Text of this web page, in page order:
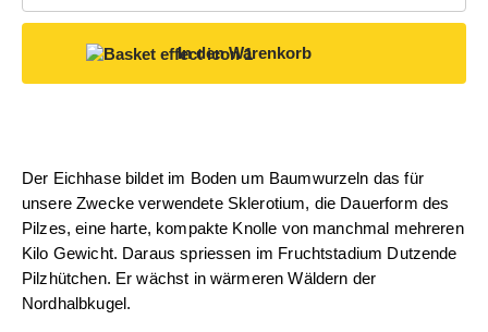
In den Warenkorb
Der Eichhase bildet im Boden um Baumwurzeln das für
unsere Zwecke verwendete Sklerotium, die Dauerform des
Pilzes, eine harte, kompakte Knolle von manchmal mehreren
Kilo Gewicht. Daraus spriessen im Frucht­stadium Dutzende
Pilzhütchen. Er wächst in wärmeren Wäldern der
Nordhalbkugel.